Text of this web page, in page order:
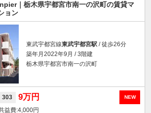
｜栃木県宇都宮市南一の沢町の賃貸マ
ョン
東武宇都宮線東武宇都宮駅 / 徒歩26分
築年月2022年9月 / 3階建
栃木県宇都宮市南一の沢町
NEW
303 9万円
4,000円